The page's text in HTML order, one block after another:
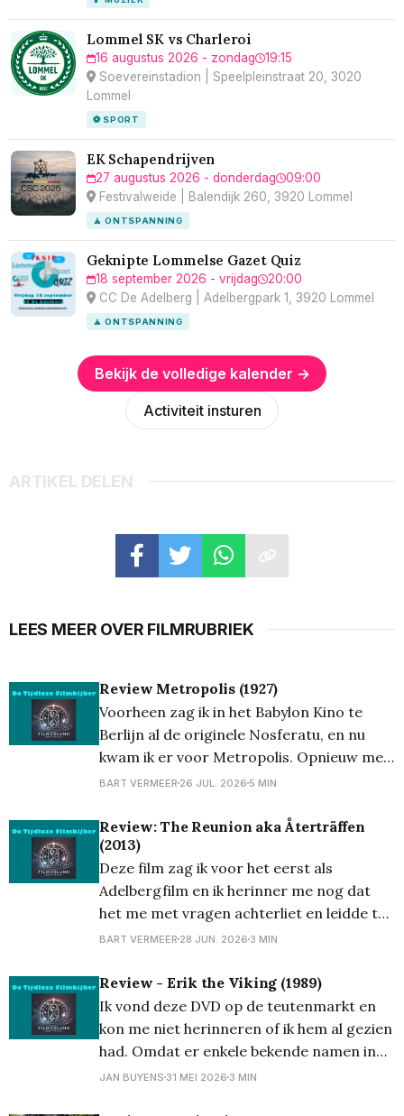
Lommel SK vs Charleroi
16 augustus 2026 - zondag
19:15
Soevereinstadion | Speelpleinstraat 20, 3020
Lommel
⚽ SPORT
EK Schapendrijven
27 augustus 2026 - donderdag
09:00
Festivalweide | Balendijk 260, 3920 Lommel
🧘 ONTSPANNING
Geknipte Lommelse Gazet Quiz
18 september 2026 - vrijdag
20:00
CC De Adelberg | Adelbergpark 1, 3920 Lommel
🧘 ONTSPANNING
Bekijk de volledige kalender →
Activiteit insturen
ARTIKEL DELEN
LEES MEER OVER FILMRUBRIEK
Review Metropolis (1927)
Voorheen zag ik in het Babylon Kino te
Berlijn al de originele Nosferatu, en nu
kwam ik er voor Metropolis. Opnieuw met
orkestbegeleiding. Naast me zat Jack, een
studeerde. Na zijn eerste jaar kon hij film
als optie nemen. Was dit in mijn
BART VERMEER 26 JUL. 2026 5 MIN
Review: The Reunion aka Återträffen
(2013)
Deze film zag ik voor het eerst als
Adelbergfilm en ik herinner me nog dat
het me met vragen achterliet en leidde tot
pittige nagesprekken. Nu ik hem
oververhitte nacht afspeelde, deed het dit
opnieuw. “The Reunion” gaat over een
klasreünie twintig jaar
BART VERMEER 28 JUN. 2026 3 MIN
Review - Erik the Viking (1989)
Ik vond deze DVD op de teutenmarkt en
kon me niet herinneren of ik hem al gezien
had. Omdat er enkele bekende namen in
zitten en het me een ondergesneeuwde
JAN BUYENS 31 MEI 2026 3 MIN